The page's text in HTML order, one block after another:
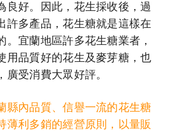
良好。因此，花生採收後，過
許多產品，花生糖就是這樣在
。宜蘭地區許多花生糖業者，
用品質好的花生及麥芽糖，也
廣受消費大眾好評。
縣內品質、信譽一流的花生糖
薄利多銷的經營原則，以量販